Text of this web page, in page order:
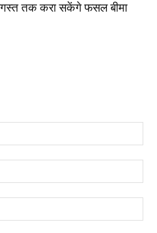
तक करा सकेंगे फसल बीमा